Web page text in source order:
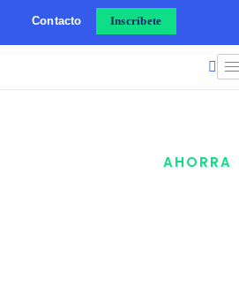
Contacto Inscríbete
AHORRA